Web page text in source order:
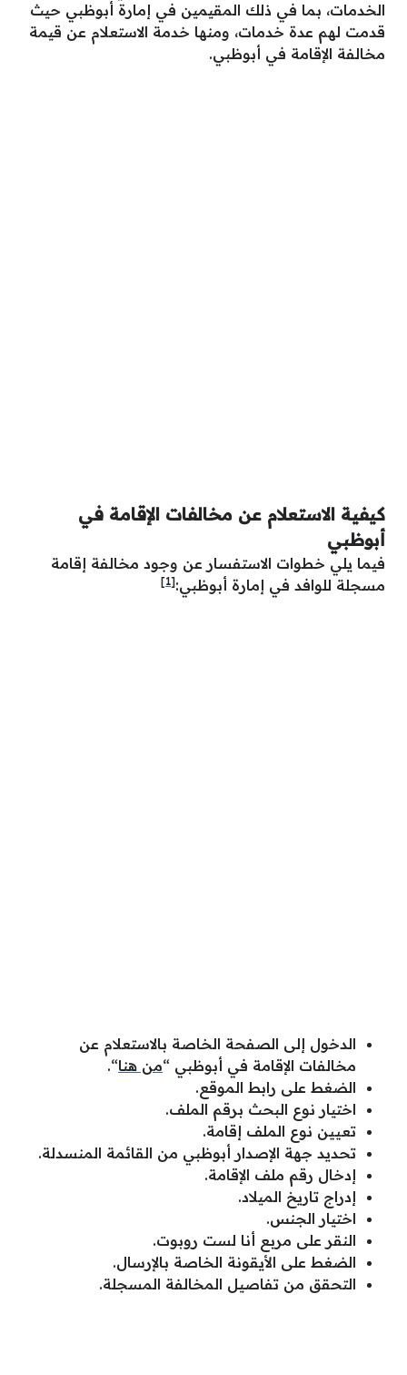
الخدمات، بما في ذلك المقيمين في إمارة أبوظبي حيث
قدمت لهم عدة خدمات، ومنها خدمة الاستعلام عن قيمة
مخالفة الإقامة في أبوظبي.
كيفية الاستعلام عن مخالفات الإقامة في
أبوظبي
فيما يلي خطوات الاستفسار عن وجود مخالفة إقامة
مسجلة للوافد في إمارة أبوظبي:[1]
الدخول إلى الصفحة الخاصة بالاستعلام عن
مخالفات الإقامة في أبوظبي “من هنا“.
الضغط على رابط الموقع.
اختيار نوع البحث برقم الملف.
تعيين نوع الملف إقامة.
تحديد جهة الإصدار أبوظبي من القائمة المنسدلة.
إدخال رقم ملف الإقامة.
إدراج تاريخ الميلاد.
اختيار الجنس.
النقر على مربع أنا لست روبوت.
الضغط على الأيقونة الخاصة بالإرسال.
التحقق من تفاصيل المخالفة المسجلة.